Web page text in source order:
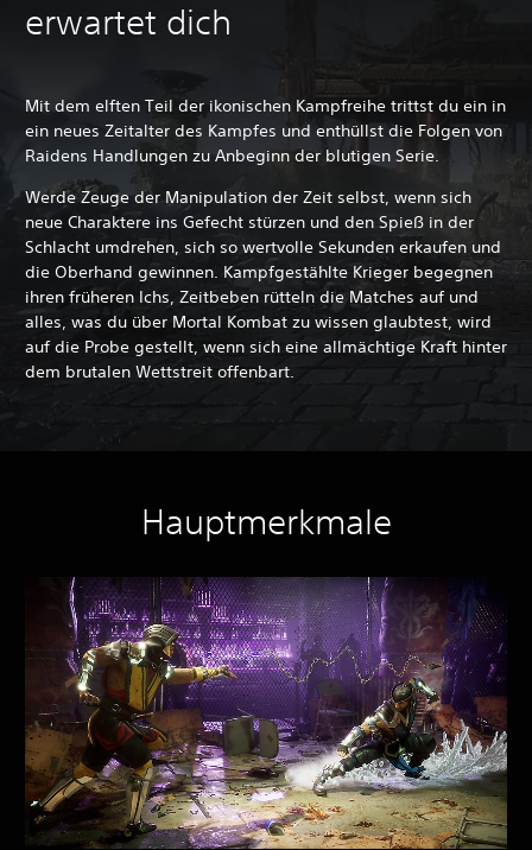
erwartet dich
Mit dem elften Teil der ikonischen Kampfreihe trittst du ein in
ein neues Zeitalter des Kampfes und enthüllst die Folgen von
Raidens Handlungen zu Anbeginn der blutigen Serie.
Werde Zeuge der Manipulation der Zeit selbst, wenn sich
neue Charaktere ins Gefecht stürzen und den Spieß in der
Schlacht umdrehen, sich so wertvolle Sekunden erkaufen und
die Oberhand gewinnen. Kampfgestählte Krieger begegnen
ihren früheren Ichs, Zeitbeben rütteln die Matches auf und
alles, was du über Mortal Kombat zu wissen glaubtest, wird
auf die Probe gestellt, wenn sich eine allmächtige Kraft hinter
dem brutalen Wettstreit offenbart.
Hauptmerkmale